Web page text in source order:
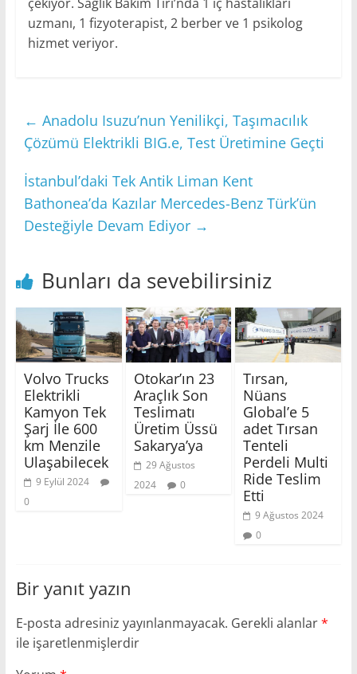
uzmanı, 1 fizyoterapist, 2 berber ve 1 psikolog
hizmet veriyor.
← Anadolu Isuzu’nun Yenilikçi, Taşımacılık
Çözümü Elektrikli BIG.e, Test Üretimine Geçti
İstanbul’daki Tek Antik Liman Kent
Bathonea’da Kazılar Mercedes-Benz Türk’ün
Desteğiyle Devam Ediyor →
Bunları da sevebilirsiniz
Volvo Trucks
Elektrikli
Kamyon Tek
Şarj İle 600
km Menzile
Ulaşabilecek
9 Eylül 2024
0
Otokar’ın 23
Araçlık Son
Teslimatı
Üretim Üssü
Sakarya’ya
29 Ağustos
2024
0
Tırsan,
Nüans
Global’e 5
adet Tırsan
Tenteli
Perdeli Multi
Ride Teslim
Etti
9 Ağustos 2024
0
Bir yanıt yazın
E-posta adresiniz yayınlanmayacak. Gerekli alanlar*
ile işaretlenmişlerdir